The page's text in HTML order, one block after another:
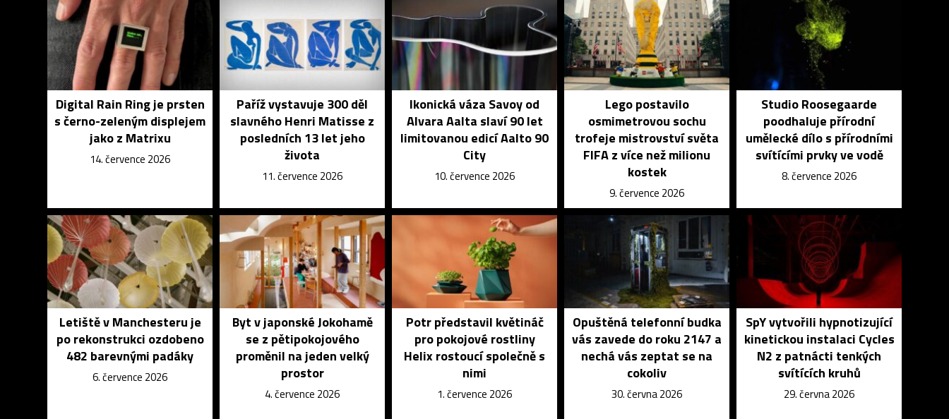
Digital Rain Ring je prsten
s černo-zeleným displejem
jako z Matrixu
14. července 2026
Paříž vystavuje 300 děl
slavného Henri Matisse z
posledních 13 let jeho
života
11. července 2026
Ikonická váza Savoy od
Alvara Aalta slaví 90 let
limitovanou edicí Aalto 90
City
10. července 2026
Lego postavilo
osmimetrovou sochu
trofeje mistrovství světa
FIFA z více než milionu
kostek
9. července 2026
Studio Roosegaarde
poodhaluje přírodní
umělecké dílo s přírodními
svítícími prvky ve vodě
8. července 2026
Letiště v Manchesteru je
po rekonstrukci ozdobeno
482 barevnými padáky
6. července 2026
Byt v japonské Jokohamě
se z pětipokojového
proměnil na jeden velký
prostor
4. července 2026
Potr představil květináč
pro pokojové rostliny
Helix rostoucí společně s
nimi
1. července 2026
Opuštěná telefonní budka
vás zavede do roku 2147 a
nechá vás zeptat se na
cokoliv
30. června 2026
SpY vytvořili hypnotizující
kinetickou instalaci Cycles
N2 z patnácti tenkých
svítících kruhů
29. června 2026